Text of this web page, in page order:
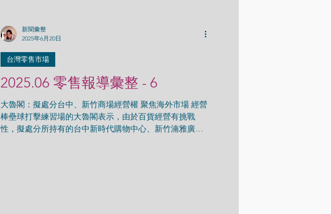
2025.06 零售報導彙整 - 6
大魯閣：擬處分台中、新竹商場經營權 聚焦海外市場 經營
棒壘球打擊練習場的大魯閣表示，由於百貨經營有挑戰
性，擬處分所持有的台中新時代購物中心、新竹湳雅廣場
台灣零售市場
新聞彙整
2025年6月20日